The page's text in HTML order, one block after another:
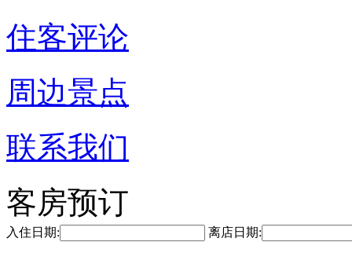
住客评论
周边景点
联系我们
客房预订
入住日期: 离店日期: